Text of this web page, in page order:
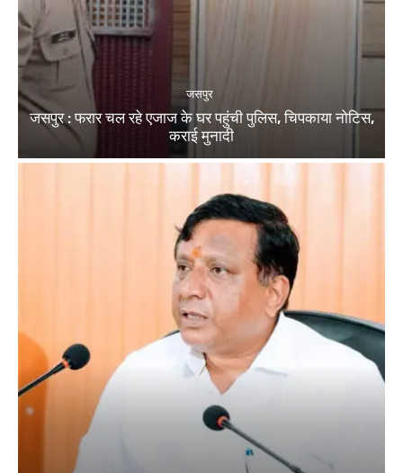
जसपुर
जसपुर : फरार चल रहे एजाज के घर पहुंची पुलिस, चिपकाया नोटिस,
कराई मुनादी